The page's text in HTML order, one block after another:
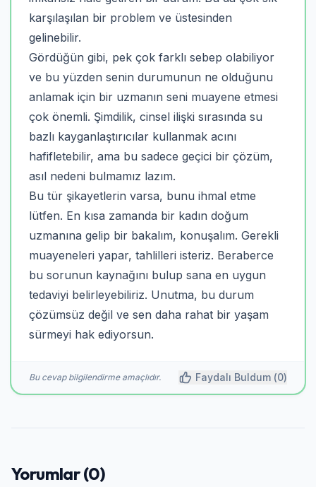
karşılaşılan bir problem ve üstesinden
gelinebilir.
Gördüğün gibi, pek çok farklı sebep olabiliyor
ve bu yüzden senin durumunun ne olduğunu
anlamak için bir uzmanın seni muayene etmesi
çok önemli. Şimdilik, cinsel ilişki sırasında su
bazlı kayganlaştırıcılar kullanmak acını
hafifletebilir, ama bu sadece geçici bir çözüm,
asıl nedeni bulmamız lazım.
Bu tür şikayetlerin varsa, bunu ihmal etme
lütfen. En kısa zamanda bir kadın doğum
uzmanına gelip bir bakalım, konuşalım. Gerekli
muayeneleri yapar, tahlilleri isteriz. Beraberce
bu sorunun kaynağını bulup sana en uygun
tedaviyi belirleyebiliriz. Unutma, bu durum
çözümsüz değil ve sen daha rahat bir yaşam
sürmeyi hak ediyorsun.
Bu cevap bilgilendirme amaçlıdır. Faydalı Buldum (0)
Yorumlar (0)